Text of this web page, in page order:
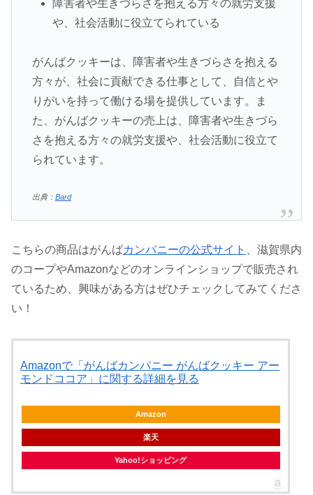
障害者や生きづらさを抱える方々の就労支援
や、社会活動に役立てられている
がんばクッキーは、障害者や生きづらさを抱える
方々が、社会に貢献できる仕事として、自信とや
りがいを持って働ける場を提供しています。ま
た、がんばクッキーの売上は、障害者や生きづら
さを抱える方々の就労支援や、社会活動に役立て
られています。
出典： Bard
こちらの商品はがんばカンパニーの公式サイト
、滋賀県内
のコープやAmazonなどのオンラインショップで販売され
ているため、興味がある方はぜひチェックしてみてくださ
い！
Amazonで「がんばカンパニー がんばクッキー アー
モンドココア」に関する詳細を見る
Amazon
楽天
Yahoo!ショッピング